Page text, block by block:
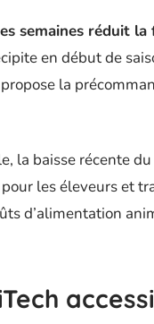
semaines réduit
en début de
la
la baisse récente
les éleveurs et
d’alimentation